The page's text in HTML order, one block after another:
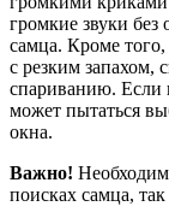
громкие звуки без
самца. Кроме
с резким запахом,
спариванию. Если
может пытаться
окна.
Важно!
поисках самца,